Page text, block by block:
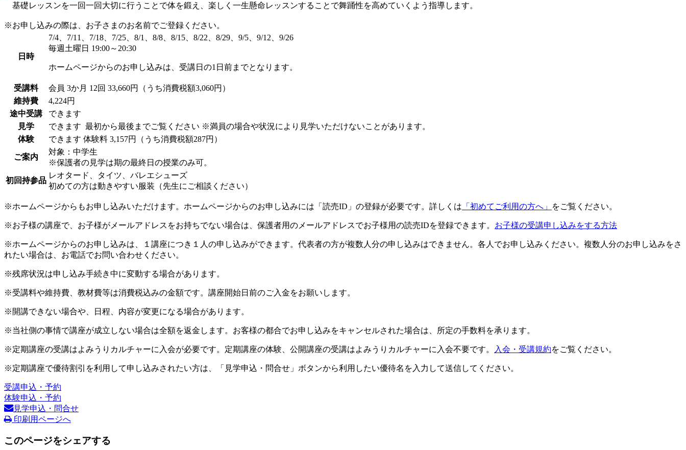
基礎レッスンを一回一回大切に行うことで体を鍛え、楽しく一生懸命レッスンすることで舞踊性を高めていくよう指導します。
※お申し込みの際は、お子さまのお名前でご登録ください。
日時
7/4、7/11、7/18、7/25、8/1、8/8、8/15、8/22、8/29、9/5、9/12、9/26
毎週土曜日 19:00～20:30
ホームページからのお申し込みは、受講日の1日前までとなります。
受講料 会員 3か月 12回 33,660円（うち消費税額3,060円）
維持費
4,224円
途中受講
できます
見学
できます 最初から最後までご覧ください ※満員の場合や状況により見学いただけないことがあります。
体験
できます 体験料 3,157円（うち消費税額287円）
ご案内
対象：中学生
※保護者の見学は期の最終日の授業のみ可。
初回持参品
レオタード、タイツ、バレエシューズ
初めての方は動きやすい服装（先生にご相談ください）
※ホームページからもお申し込みいただけます。ホームページからのお申し込みには「読売ID」の登録が必要です。詳しくは 「初めてご利用の方へ」 をご覧ください。
※お子様の講座で、お子様がメールアドレスをお持ちでない場合は、保護者用のメールアドレスでお子様用の読売IDを登録できます。 お子様の受講申し込みをする方法
※ホームページからのお申し込みは、１講座につき１人の申し込みができます。代表者の方が複数人分の申し込みはできません。各人でお申し込みください。複数人分のお申し込みをさ
れたい場合は、お電話でお問い合わせください。
※残席状況は申し込み手続き中に変動する場合があります。
※受講料や維持費、教材費等は消費税込みの金額です。講座開始日前のご入金をお願いします。
※開講できない場合や、日程、内容が変更になる場合があります。
※当社側の事情で講座が成立しない場合は全額を返金します。お客様の都合でお申し込みをキャンセルされた場合は、所定の手数料を承ります。
※定期講座の受講はよみうりカルチャーに入会が必要です。定期講座の体験、公開講座の受講はよみうりカルチャーに入会不要です。 入会・受講規約をご覧ください。
※定期講座で優待割引を利用して申し込みされたい方は、「見学申込・問合せ」ボタンから利用したい優待名を入力して送信してください。
受講申込・予約
体験申込・予約
見学申込・問合せ
印刷用ページへ
このページをシェアする